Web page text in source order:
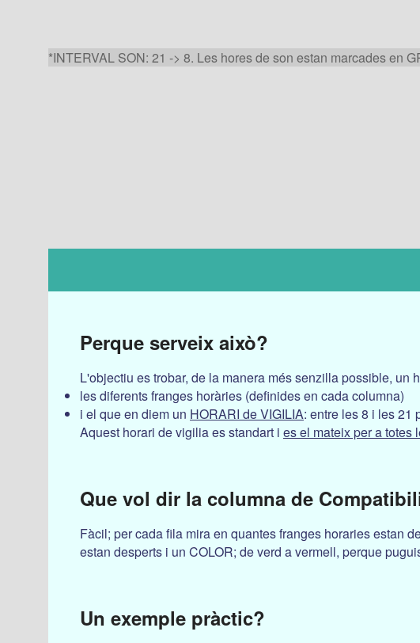
*INTERVAL SON: 21 -> 8. Les hores de son estan marcades en
Perque serveix això?
L'objectiu es trobar, de la manera més senzilla possible,
les diferents franges horàries (definides en cada columna)
i el que en diem un HORARI de VIGILIA: entre les 8 i les 21
Aquest horari de vigilia es standart i es el mateix per a totes
Que vol dir la columna de
Fàcil; per cada fila mira en quantes franges horaries estan
estan desperts i un COLOR; de verd a vermell, perque
Un exemple pràctic?